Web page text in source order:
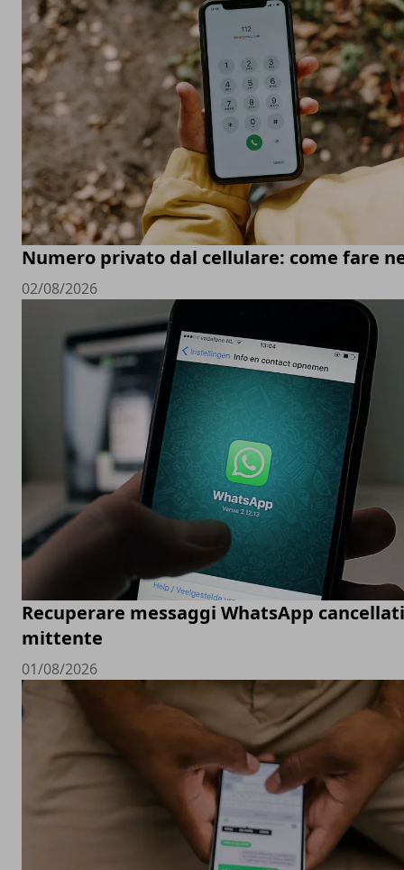
Numero privato dal cellulare: come fare
02/08/2026
Recuperare messaggi WhatsApp
mittente
01/08/2026